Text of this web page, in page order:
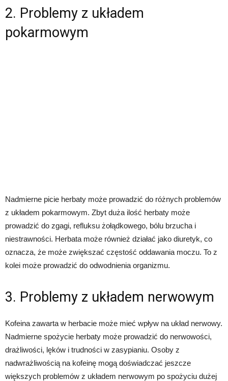
2. Problemy z układem
pokarmowym
Nadmierne picie herbaty może prowadzić do różnych problemów
z układem pokarmowym. Zbyt duża ilość herbaty może
prowadzić do zgagi, refluksu żołądkowego, bólu brzucha i
niestrawności. Herbata może również działać jako diuretyk, co
oznacza, że może zwiększać częstość oddawania moczu. To z
kolei może prowadzić do odwodnienia organizmu.
3. Problemy z układem nerwowym
Kofeina zawarta w herbacie może mieć wpływ na układ nerwowy.
Nadmierne spożycie herbaty może prowadzić do nerwowości,
drażliwości, lęków i trudności w zasypianiu. Osoby z
nadwrażliwością na kofeinę mogą doświadczać jeszcze
większych problemów z układem nerwowym po spożyciu dużej